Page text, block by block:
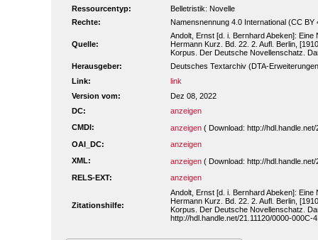
Ressourcentyp:
Belletristik: Novelle
Rechte:
Namensnennung 4.0 International (CC BY
Quelle:
Andolt, Ernst [d. i. Bernhard Abeken]:
Hermann Kurz. Bd. 22. 2. Aufl. Berlin,
Korpus. Der Deutsche Novellenschatz.
Herausgeber:
Deutsches Textarchiv (DTA-
Link:
link
Version vom:
Dez 08, 2022
DC:
anzeigen
CMDI:
anzeigen ( Download: http://
OAI_DC:
anzeigen
XML:
anzeigen ( Download: http://
RELS-EXT:
anzeigen
Zitationshilfe:
Andolt, Ernst [d. i. Bernhard Abeken]:
Hermann Kurz. Bd. 22. 2. Aufl. Berlin,
Korpus. Der Deutsche Novellenschatz.
http://hdl.handle.net/21.11120/0000-000C-